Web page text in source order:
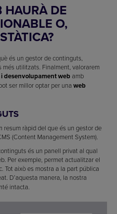
HAURÀ DE
O,
és un gestor de continguts,
més utilitzats. Finalment, valorarem
desenvolupament web amb
ser millor optar per una web
resum ràpid del que és un gestor de
(Content Management System).
és un panell privat al qual
Per exemple, permet actualitzar el
Tot això es mostra a la part pública
D’aquesta manera, la nostra
intacta.